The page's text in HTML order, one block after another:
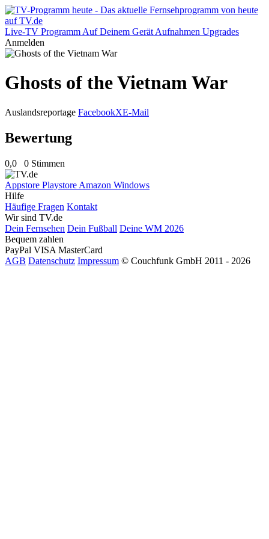
Live-TV Programm Auf Deinem Gerät Aufnahmen Upgrades
Anmelden
Ghosts of the Vietnam War
Auslandsreportage FacebookXE-Mail
Bewertung
0,0 0 Stimmen
Appstore Playstore Amazon Windows
Hilfe
Häufige Fragen Kontakt
Wir sind TV.de
Dein Fernsehen Dein Fußball Deine WM 2026
Bequem zahlen
PayPal VISA MasterCard
AGB Datenschutz Impressum © Couchfunk GmbH 2011 - 2026